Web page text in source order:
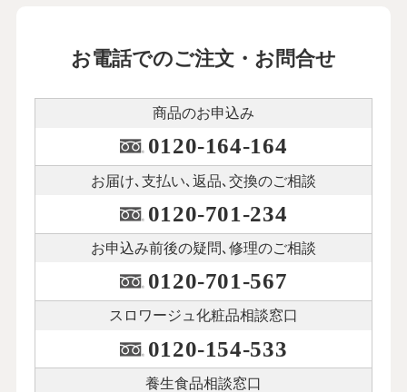
お電話でのご注文・お問合せ
商品のお申込み
0120-164-164
お届け､支払い､ 返品､交換のご相談
0120-701-234
お申込み前後の疑問､修理のご相談
0120-701-567
スロワージュ化粧品相談窓口
0120-154-533
養生食品相談窓口